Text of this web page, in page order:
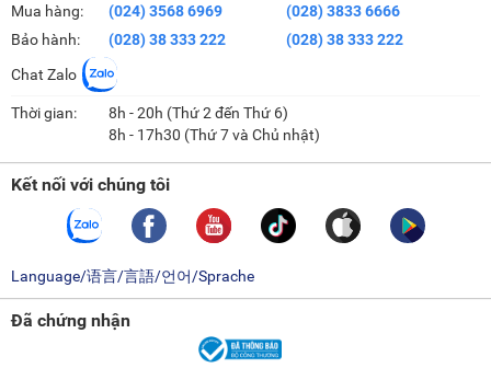
Mua hàng:
Bảo hành:
(024) 3568 6969
(028) 38 333 222
(028) 3833 6666
(028) 38 333 222
Chat Zalo
Thời gian:
8h - 20h (Thứ 2 đến Thứ 6)
8h - 17h30 (Thứ 7 và Chủ nhật)
Kết nối với chúng tôi
Language/语言/言語/언어/Sprache
Đã chứng nhận